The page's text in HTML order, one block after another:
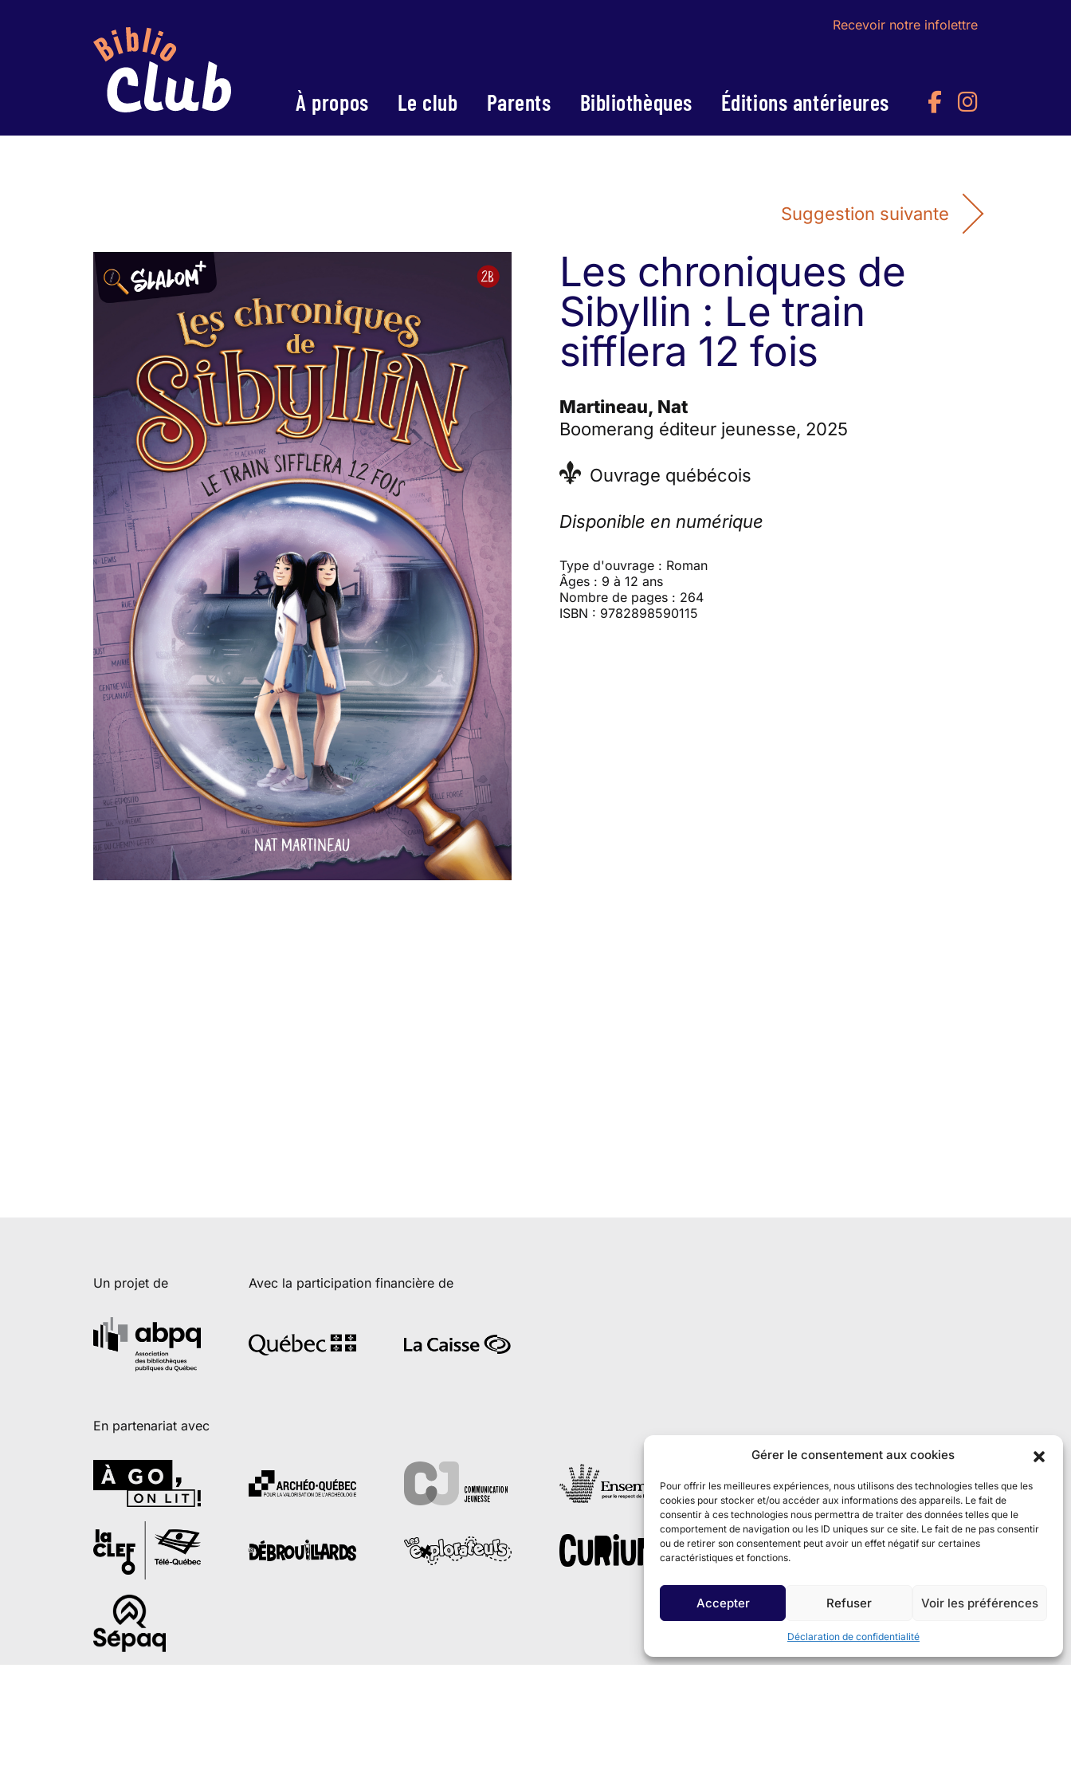
Gérer le consentement aux cookies
Pour offrir les meilleures expériences, nous utilisons des technologies telles que les
cookies pour stocker et/ou accéder aux informations des appareils. Le fait de
consentir à ces technologies nous permettra de traiter des données telles que le
comportement de navigation ou les ID uniques sur ce site. Le fait de ne pas consentir
ou de retirer son consentement peut avoir un effet négatif sur certaines
caractéristiques et fonctions.
Accepter Refuser Voir les préférences
Déclaration de confidentialité
Recevoir notre infolettre
À propos Le club Parents Bibliothèques Éditions antérieures
Les chroniques de
Sibyllin : Le train
sifflera 12 fois
Martineau, Nat
Boomerang éditeur jeunesse, 2025
Ouvrage québécois
Disponible en numérique
Type d'ouvrage : Roman
Âges : 9 à 12 ans
Nombre de pages : 264
ISBN : 9782898590115
Suggestion suivante
Un projet de Avec la participation financière de
En partenariat avec